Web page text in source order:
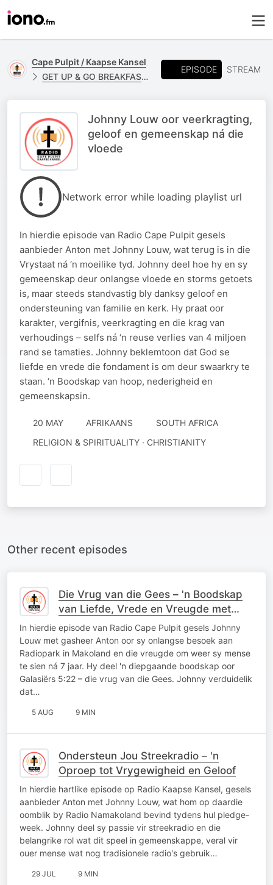
Cape Pulpit / Kaapse Kansel
GET UP & GO BREAKFAST - JOHNNY LOUW
EPISODE STREAM
Johnny Louw oor veerkragting,
geloof en gemeenskap ná die
vloede
Network error while loading playlist url
In hierdie episode van Radio Cape Pulpit gesels
aanbieder Anton met Johnny Louw, wat terug is in die
Vrystaat ná ‘n moeilike tyd. Johnny deel hoe hy en sy
gemeenskap deur onlangse vloede en storms getoets
is, maar steeds standvastig bly danksy geloof en
ondersteuning van familie en kerk. Hy praat oor
karakter, vergifnis, veerkragting en die krag van
verhoudings – selfs ná ‘n reuse verlies van 4 miljoen
rand se tamaties. Johnny beklemtoon dat God se
liefde en vrede die fondament is om deur swaarkry te
staan. ‘n Boodskap van hoop, nederigheid en
gemeenskapsin.
20 MAY AFRIKAANS
SOUTH AFRICA
RELIGION & SPIRITUALITY · CHRISTIANITY
Other recent episodes
Die Vrug van die Gees – 'n Boodskap
van Liefde, Vrede en Vreugde met
Johnny Louw
In hierdie episode van Radio Cape Pulpit gesels Johnny
Louw met gasheer Anton oor sy onlangse besoek aan
Radiopark in Makoland en die vreugde om weer sy mense
te sien ná 7 jaar. Hy deel 'n diepgaande boodskap oor
Galasiërs 5:22 – die vrug van die Gees. Johnny verduidelik
dat…
5 AUG 9 MIN
Ondersteun Jou Streekradio – 'n
Oproep tot Vrygewigheid en Geloof
In hierdie hartlike episode op Radio Kaapse Kansel, gesels
aanbieder Anton met Johnny Louw, wat hom op daardie
oomblik by Radio Namakoland bevind tydens hul pledge-
week. Johnny deel sy passie vir streekradio en die
belangrike rol wat dit speel in gemeenskappe, veral vir
ouer mense wat nog tradisionele radio's gebruik…
29 JUL 9 MIN